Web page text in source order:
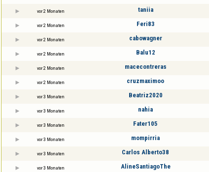
vor 2 Monaten taniia
vor 2 Monaten Feri83
vor 2 Monaten cabowagner
vor 2 Monaten Balu12
vor 2 Monaten macecontreras
vor 2 Monaten cruzmaximoo
vor 3 Monaten Beatriz2020
vor 3 Monaten nahia
vor 3 Monaten Fater105
vor 3 Monaten mompirria
vor 3 Monaten Carlos Alberto38
vor 3 Monaten AlineSantiagoThe